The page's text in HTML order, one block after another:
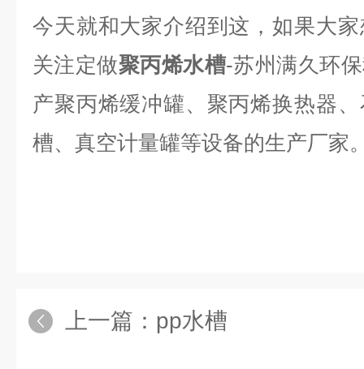
今天就和大家介绍到这，如果大
关注定做聚丙烯水槽-苏州满久环
产聚丙烯缓冲罐、聚丙烯换热器
槽、真空计量罐等设备的生产厂家
上一篇： pp水槽